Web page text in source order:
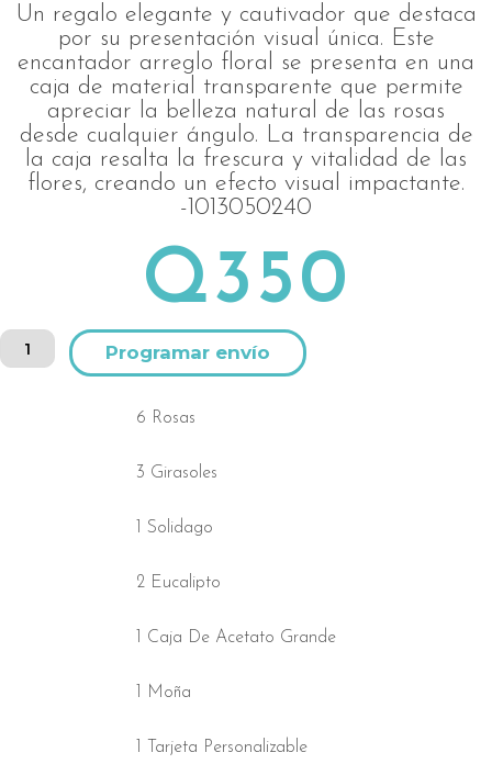
Un regalo elegante y cautivador que destaca
por su presentación visual única. Este
encantador arreglo floral se presenta en una
caja de material transparente que permite
apreciar la belleza natural de las rosas
desde cualquier ángulo. La transparencia de
la caja resalta la frescura y vitalidad de las
flores, creando un efecto visual impactante.
-1013050240
Q350
Caja
transparente
6 Rosas
3 Girasoles
1 Solidago
2 Eucalipto
1 Caja De Acetato Grande
1 Moña
1 Tarjeta Personalizable